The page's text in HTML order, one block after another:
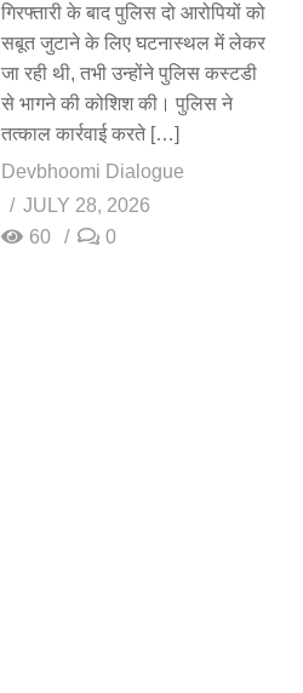
गिरफ्तारी के बाद पुलिस दो आरोपियों को
सबूत जुटाने के लिए घटनास्थल में लेकर
जा रही थी, तभी उन्होंने पुलिस कस्टडी
से भागने की कोशिश की। पुलिस ने
तत्काल कार्रवाई करते […]
Devbhoomi Dialogue
JULY 28, 2026
60
0